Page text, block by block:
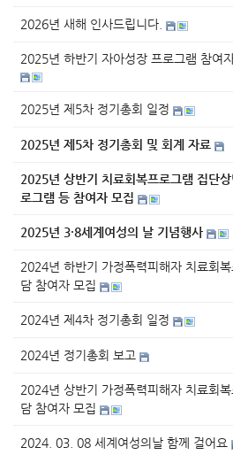
2026년 새해 인사드립니다.
2025년 하반기 자아성장 프로그램 참여
2025년 제5차 정기총회 일정
2025년 제5차 정기총회 및 회계 자료
2025년 상반기 치료회복프로그램 집단
로그램 등 참여자 모집
2025년 3·8세계여성의 날 기념행사
2024년 하반기 가정폭력피해자 치료회
담 참여자 모집
2024년 제4차 정기총회 일정
2024년 정기총회 보고
2024년 상반기 가정폭력피해자 치료회
담 참여자 모집
2024. 03. 08 세계여성의날 함께 걸어요